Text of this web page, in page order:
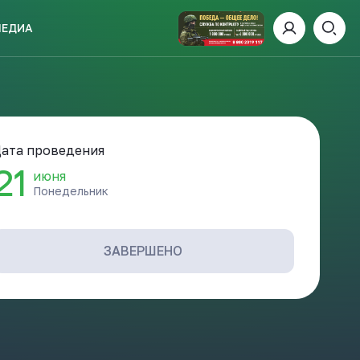
ИСКАТЬ
проведения
июня
Понедельник
ЗАВЕРШЕНО